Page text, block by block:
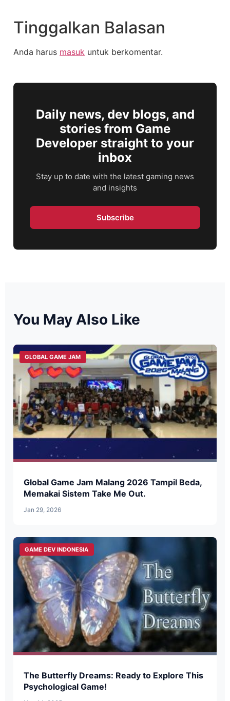
Tinggalkan Balasan
Anda harus masuk untuk berkomentar.
Daily news, dev blogs, and
stories from Game
Developer straight to your
inbox
Stay up to date with the latest gaming news
and insights
Subscribe
You May Also Like
GLOBAL GAME JAM
Global Game Jam Malang 2026 Tampil Beda,
Memakai Sistem Take Me Out.
Jan 29, 2026
GAME DEV INDONESIA
The Butterfly Dreams: Ready to Explore This
Psychological Game!